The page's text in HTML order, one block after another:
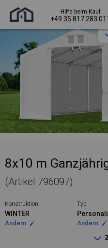
Hilfe beim Kauf
+49 35 817 283
8x10 m
(Artikel 796097)
Konstruktion
WINTER
Ändern
Typ
Ändern